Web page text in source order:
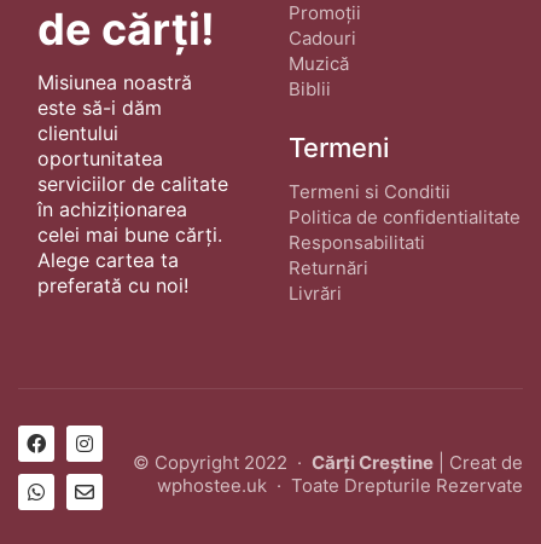
de cărți!
Misiunea noastră
este să-i dăm
clientului
oportunitatea
serviciilor de calitate
în achiziționarea
celei mai bune cărți.
Alege cartea ta
preferată cu noi!
Promoții
Cadouri
Muzică
Biblii
Termeni
Termeni si Conditii
Politica de confidentialitate
Responsabilitati
Returnări
Livrări
© Copyright 2022 · Cărți Creștine | Creat de
wphostee.uk · Toate Drepturile Rezervate